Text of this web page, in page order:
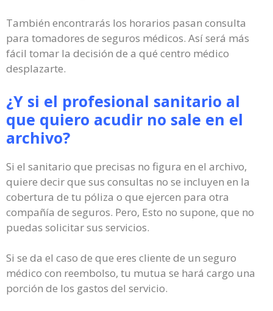
También encontrarás los horarios pasan consulta
para tomadores de seguros médicos. Así será más
fácil tomar la decisión de a qué centro médico
desplazarte.
¿Y si el profesional sanitario al
que quiero acudir no sale en el
archivo?
Si el sanitario que precisas no figura en el archivo,
quiere decir que sus consultas no se incluyen en la
cobertura de tu póliza o que ejercen para otra
compañía de seguros. Pero, Esto no supone, que no
puedas solicitar sus servicios.
Si se da el caso de que eres cliente de un seguro
médico con reembolso, tu mutua se hará cargo una
porción de los gastos del servicio.